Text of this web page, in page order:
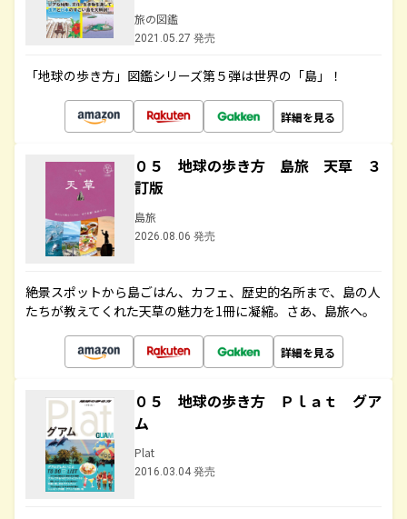
旅の図鑑
2021.05.27 発売
「地球の歩き方」図鑑シリーズ第５弾は世界の「島」！
詳細を見る
０５ 地球の歩き方 島旅 天草 ３
訂版
島旅
2026.08.06 発売
絶景スポットから島ごはん、カフェ、歴史的名所まで、島の人
たちが教えてくれた天草の魅力を1冊に凝縮。さあ、島旅へ。
詳細を見る
０５ 地球の歩き方 Ｐｌａｔ グア
ム
Plat
2016.03.04 発売